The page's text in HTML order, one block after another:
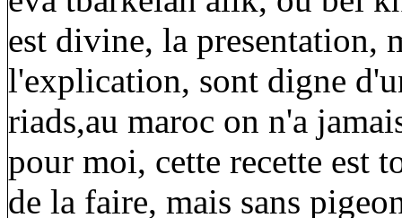
est divine, la presentation,
l'explication, sont digne
riads,au maroc on n'a
pour moi, cette recette est
de la faire, mais sans